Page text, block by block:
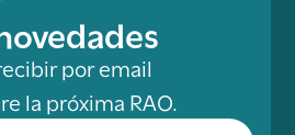
por email
la próxima RAO.